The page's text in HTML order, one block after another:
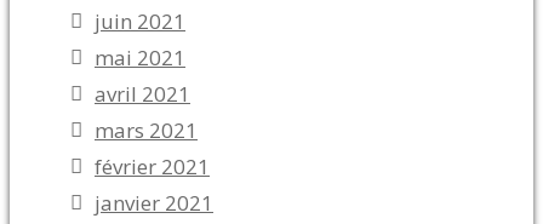
juin 2021
mai 2021
avril 2021
mars 2021
février 2021
janvier 2021